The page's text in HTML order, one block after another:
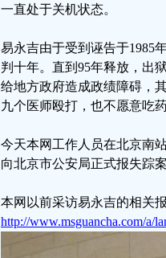
一直处于关机状态。
易永吉由于受到诬告于1985
判十年。直到95年释放，出
给地方政府造成政绩障碍，
九个医师殴打，也不愿意吃
今天本网工作人员在北京南
向北京市公安局正式报失踪
本网以前采访易永吉的相关
http://www.msguancha.com/a/